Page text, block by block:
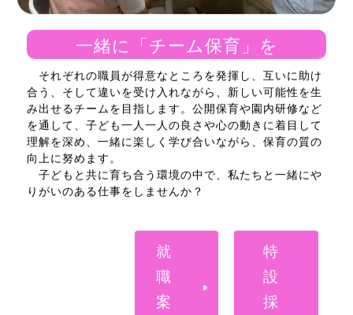
一緒に「チーム保育」を
それぞれの職員が得意なところを発揮し、互いに助け
合う、そして違いを受け入れながら、新しい可能性を生
み出せるチームを目指します。公開保育や園内研修など
を通して、子ども一人一人の良さや心の動きに着目して
理解を深め、一緒に楽しく学び合いながら、保育の質の
向上に努めます。
子どもと共に育ち合う環境の中で、私たちと一緒にや
りがいのある仕事をしませんか？
就
職
案
特
設
採